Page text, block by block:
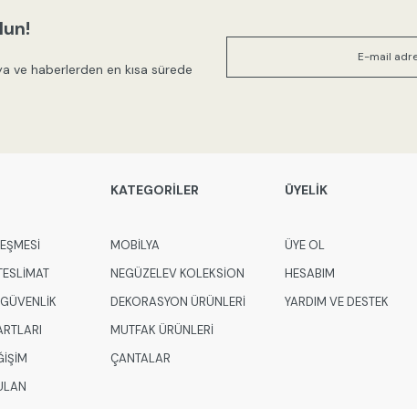
Kargo
Ek Bilgiler
Ürün fiyatı diğer sitelerden daha
ve haberlerden en kısa sürede
KATEGORİLER
MOBİLYA
NEGÜZELEV KOLEKSİON
DEKORASYON ÜRÜNLERİ
MUTFAK ÜRÜNLERİ
ÇANTALAR
ÜYELİK
ÜYE OL
HESABIM
YARDIM VE DESTEK